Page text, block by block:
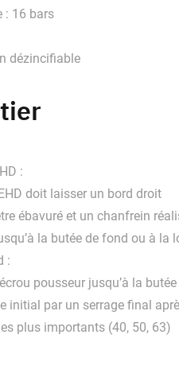
: 16 bars
dézincifiable
:
doit laisser un bord droit
ébavuré et un chanfrein
la butée de fond ou à
:
pousseur jusqu’à la
initial par un serrage final
plus importants (40, 50, 63)